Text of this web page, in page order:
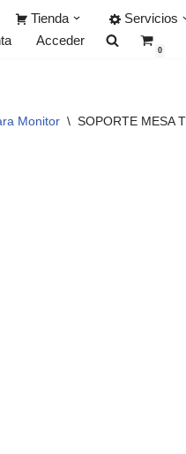
Tienda Servicios
Acceder
0
Monitor \ SOPORTE MESA